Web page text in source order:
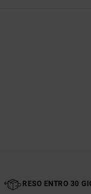
RESO ENTRO 30